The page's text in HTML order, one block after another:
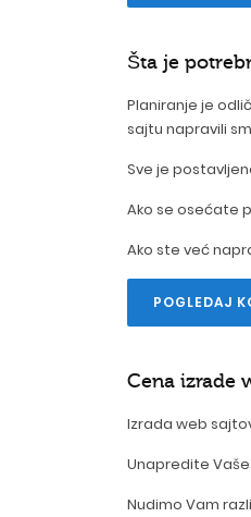
Šta je
Planiranje je
sajtu napravili
Sve je
Ako se osećate
Ako ste već
POGLEDAJ
Cena izrade
Izrada web
Unapredite
Nudimo Vam